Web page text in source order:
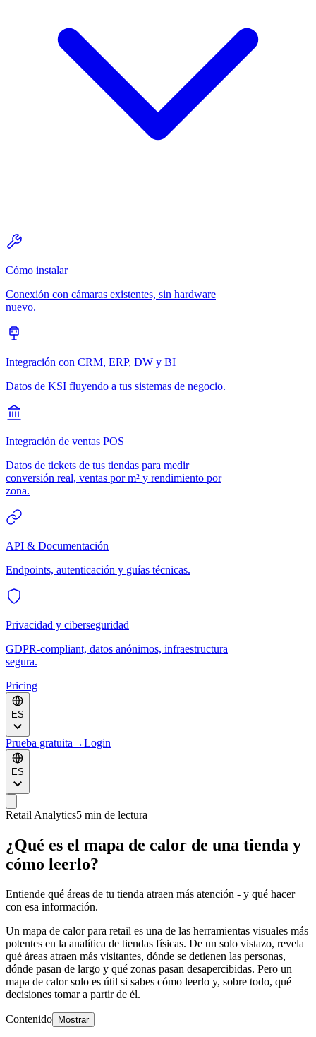
Cómo instalar
Conexión con cámaras existentes, sin hardware
nuevo.
Integración con CRM, ERP, DW y BI
Datos de KSI fluyendo a tus sistemas de negocio.
Integración de ventas POS
Datos de tickets de tus tiendas para medir
conversión real, ventas por m² y rendimiento por
zona.
API & Documentación
Endpoints, autenticación y guías técnicas.
Privacidad y ciberseguridad
GDPR-compliant, datos anónimos, infraestructura
segura.
Pricing
ES
Prueba gratuita →Login
ES
Retail Analytics5 min de lectura
¿Qué es el mapa de calor de una tienda y
cómo leerlo?
Entiende qué áreas de tu tienda atraen más atención - y qué hacer
con esa información.
Un mapa de calor para retail es una de las herramientas visuales más
potentes en la analítica de tiendas físicas. De un solo vistazo, revela
qué áreas atraen más visitantes, dónde se detienen las personas,
dónde pasan de largo y qué zonas pasan desapercibidas. Pero un
mapa de calor solo es útil si sabes cómo leerlo y, sobre todo, qué
decisiones tomar a partir de él.
Contenido Mostrar